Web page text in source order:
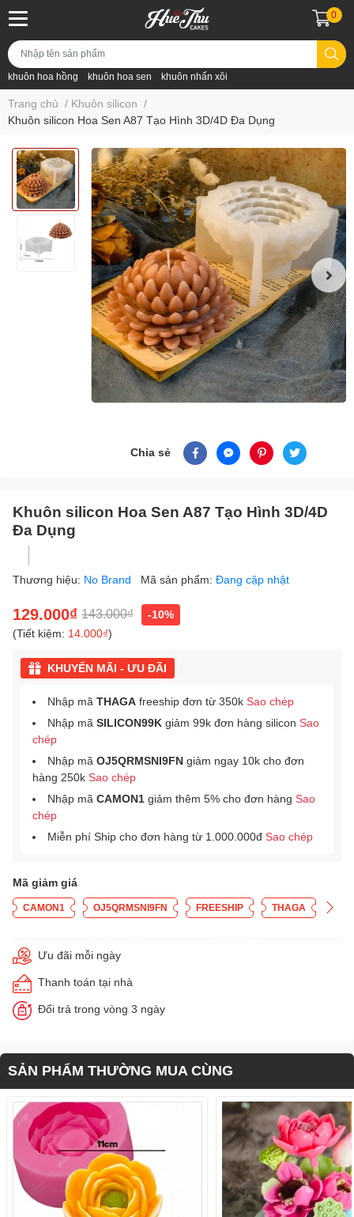
khuôn hoa hồng khuôn hoa sen khuôn nhấn xôi
0
Trang chủ / Khuôn silicon /
Khuôn silicon Hoa Sen A87 Tạo Hình 3D/4D Đa Dụng
Chia sẻ
Khuôn silicon Hoa Sen A87 Tạo Hình 3D/4D
Đa Dụng
Thương hiệu: No Brand Mã sản phẩm: Đang cập nhật
129.000₫ 143.000₫
-10%
(Tiết kiệm: 14.000₫)
KHUYẾN MÃI - ƯU ĐÃI
Nhập mã THAGA freeship đơn từ 350k Sao chép
Nhập mã SILICON99K giảm 99k đơn hàng silicon Sao
chép
Nhập mã OJ5QRMSNI9FN giảm ngay 10k cho đơn
hàng 250k Sao chép
Nhập mã CAMON1 giảm thêm 5% cho đơn hàng Sao
chép
Miễn phí Ship cho đơn hàng từ 1.000.000đ Sao chép
Mã giảm giá
CAMON1 OJ5QRMSNI9FN FREESHIP THAGA
Ưu đãi mỗi ngày
Thanh toán tại nhà
Đổi trả trong vòng 3 ngày
SẢN PHẨM THƯỜNG MUA CÙNG